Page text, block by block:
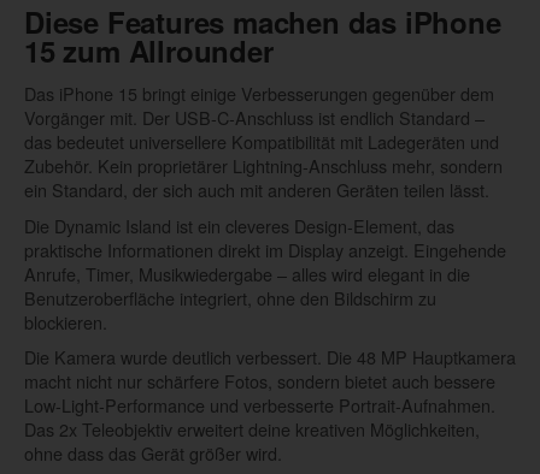
Diese Features machen das iPhone
15 zum Allrounder
Das iPhone 15 bringt einige Verbesserungen gegenüber dem
Vorgänger mit. Der USB-C-Anschluss ist endlich Standard –
das bedeutet universellere Kompatibilität mit Ladegeräten und
Zubehör. Kein proprietärer Lightning-Anschluss mehr, sondern
ein Standard, der sich auch mit anderen Geräten teilen lässt.
Die Dynamic Island ist ein cleveres Design-Element, das
praktische Informationen direkt im Display anzeigt. Eingehende
Anrufe, Timer, Musikwiedergabe – alles wird elegant in die
Benutzeroberfläche integriert, ohne den Bildschirm zu
blockieren.
Die Kamera wurde deutlich verbessert. Die 48 MP Hauptkamera
macht nicht nur schärfere Fotos, sondern bietet auch bessere
Low-Light-Performance und verbesserte Portrait-Aufnahmen.
Das 2x Teleobjektiv erweitert deine kreativen Möglichkeiten,
ohne dass das Gerät größer wird.